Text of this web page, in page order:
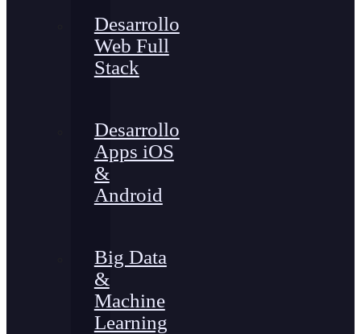
Desarrollo
Web Full
Stack
Desarrollo
Apps iOS
&
Android
Big Data
&
Machine
Learning